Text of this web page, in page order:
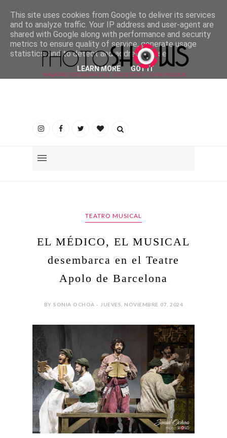
TEATRO MUSICAL
EL MÉDICO, EL MUSICAL
desembarca en el Teatre
Apolo de Barcelona
BY SONIA OCHOA - JUEVES, NOVIEMBRE 07, 2024
This site uses cookies from Google to deliver its services
and to analyze traffic. Your IP address and user-agent are
shared with Google along with performance and security
metrics to ensure quality of service, generate usage
statistics, and to detect and address abuse.
LEARN MORE GOT IT